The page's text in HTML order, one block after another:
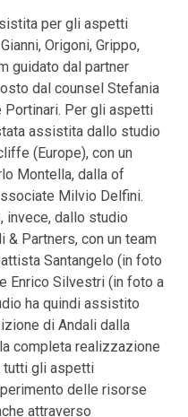
per gli aspetti
Origoni, Grippo,
guidato dal partner
dal counsel Stefania
Portinari. Per gli aspetti
assistita dallo studio
(Europe), con un
Montella, dalla of
Milvio Delfini.
invece, dallo studio
& Partners, con un team
Santangelo (in foto
Enrico Silvestri (in foto a
ha quindi assistito
di Andali dalla
completa realizzazione
tutti gli aspetti
delle risorse
attraverso